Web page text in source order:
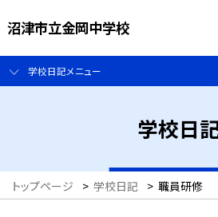
沼津市立金岡中学校
学校日記メニュー
学校日
トップページ > 学校日記 > 職員研修